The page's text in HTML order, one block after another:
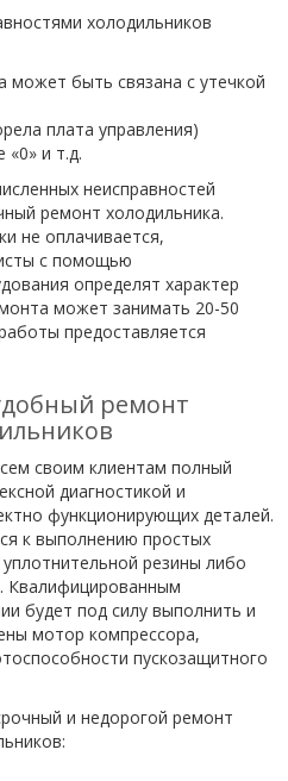
холодильников
может быть связана с утечкой
плата управления)
«0» и т.д.
неисправностей
ремонт холодильника.
не оплачивается,
с помощью
определят характер
может занимать 20-50
предоставляется
ремонт
своим клиентам полный
диагностикой и
функционирующих деталей.
к выполнению простых
резины либо
Квалифицированным
будет под силу выполнить и
мотор компрессора,
пускозащитного
и недорогой ремонт